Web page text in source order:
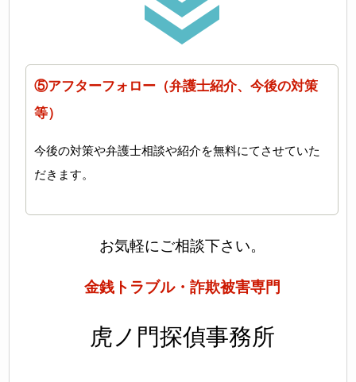
⑤アフターフォロー（弁護士紹介、今後の対策
等）
今後の対策や弁護士相談や紹介を無料にてさせていた
だきます。
お気軽にご相談下さい。
金銭トラブル・詐欺被害専門
虎ノ門探偵事務所